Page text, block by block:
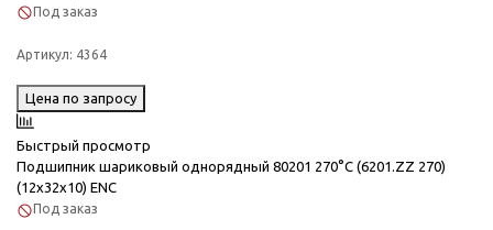
Под заказ
Артикул: 4364
Цена по запросу
Быстрый просмотр
Подшипник шариковый однорядный 80201 270°C (6201.ZZ 270)
(12x32x10) ENC
Под заказ